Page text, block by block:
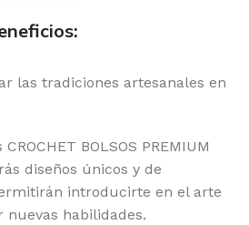
las tradiciones artesanales en
BOLSOS PREMIUM
diseños únicos y de
introducirte en el arte
nuevas habilidades.